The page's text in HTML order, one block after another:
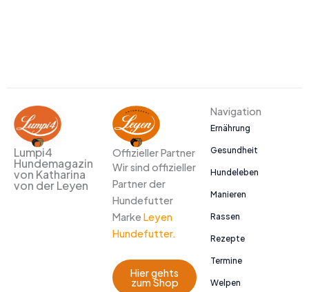
Lumpi4
Hundemagazin
von Katharina
von der Leyen
Offizieller Partner
Wir sind offizieller
Partner der
Hundefutter
Marke Leyen
Hundefutter.
Hier gehts
zum Shop
Navigation
Ernährung
Gesundheit
Hundeleben
Manieren
Rassen
Rezepte
Termine
Welpen